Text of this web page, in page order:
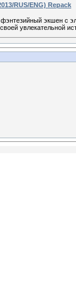
RUS/ENG) Repack
экшен с
увлекательной